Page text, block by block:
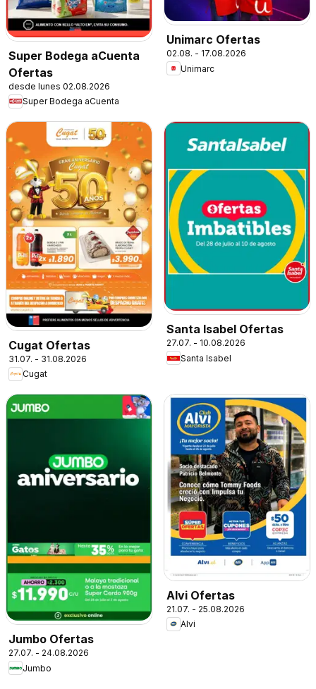
Super Bodega aCuenta
Ofertas
desde lunes 02.08.2026
Super Bodega aCuenta
Unimarc Ofertas
02.08. - 17.08.2026
Unimarc
Cugat Ofertas
31.07. - 31.08.2026
Cugat
Santa Isabel Ofertas
27.07. - 10.08.2026
Santa Isabel
Jumbo Ofertas
27.07. - 24.08.2026
Jumbo
Alvi Ofertas
21.07. - 25.08.2026
Alvi